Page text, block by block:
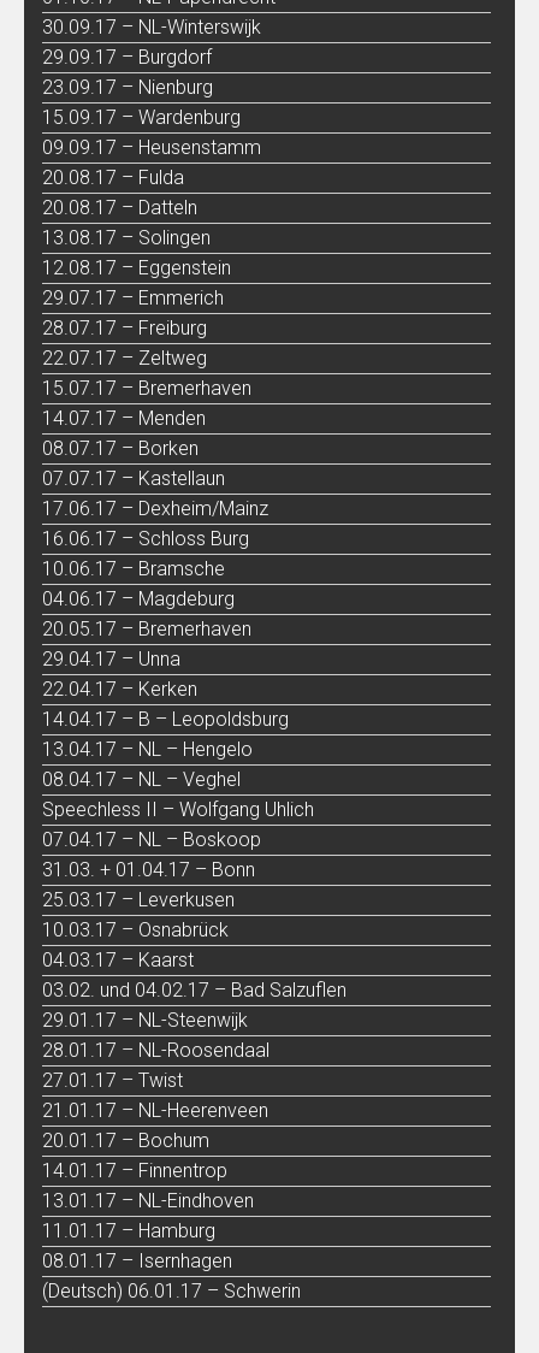
30.09.17 – NL-Winterswijk
29.09.17 – Burgdorf
23.09.17 – Nienburg
15.09.17 – Wardenburg
09.09.17 – Heusenstamm
20.08.17 – Fulda
20.08.17 – Datteln
13.08.17 – Solingen
12.08.17 – Eggenstein
29.07.17 – Emmerich
28.07.17 – Freiburg
22.07.17 – Zeltweg
15.07.17 – Bremerhaven
14.07.17 – Menden
08.07.17 – Borken
07.07.17 – Kastellaun
17.06.17 – Dexheim/Mainz
16.06.17 – Schloss Burg
10.06.17 – Bramsche
04.06.17 – Magdeburg
20.05.17 – Bremerhaven
29.04.17 – Unna
22.04.17 – Kerken
14.04.17 – B – Leopoldsburg
13.04.17 – NL – Hengelo
08.04.17 – NL – Veghel
Speechless II – Wolfgang Uhlich
07.04.17 – NL – Boskoop
31.03. + 01.04.17 – Bonn
25.03.17 – Leverkusen
10.03.17 – Osnabrück
04.03.17 – Kaarst
03.02. und 04.02.17 – Bad Salzuflen
29.01.17 – NL-Steenwijk
28.01.17 – NL-Roosendaal
27.01.17 – Twist
21.01.17 – NL-Heerenveen
20.01.17 – Bochum
14.01.17 – Finnentrop
13.01.17 – NL-Eindhoven
11.01.17 – Hamburg
08.01.17 – Isernhagen
(Deutsch) 06.01.17 – Schwerin